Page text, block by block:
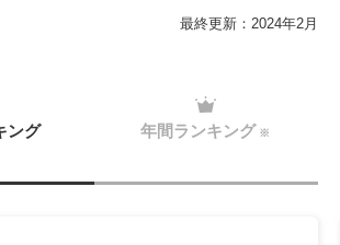
最終更新：2024年2月
ング 年間ランキング ※